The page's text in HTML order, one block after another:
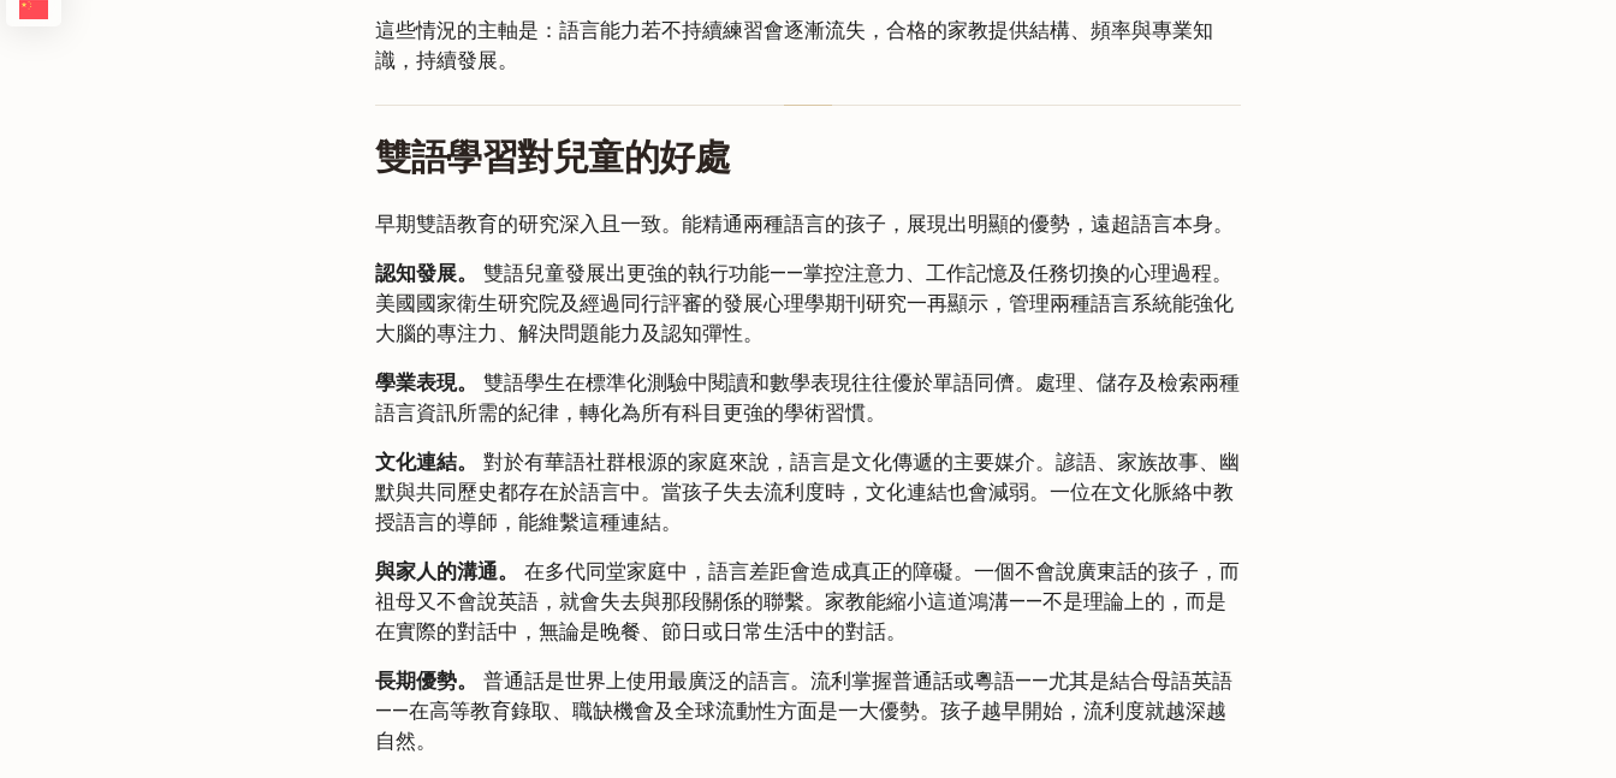
這些情況的主軸是：語言能力若不持續練習會逐漸流失，合格的家教提供結構、頻率與專業知
識，持續發展。
雙語學習對兒童的好處
早期雙語教育的研究深入且一致。能精通兩種語言的孩子，展現出明顯的優勢，遠超語言本身。
認知發展。
雙語兒童發展出更強的執行功能——掌控注意力、工作記憶及任務切換的心理過程。
美國國家衛生研究院及經過同行評審的發展心理學期刊研究一再顯示，管理兩種語言系統能強化
大腦的專注力、解決問題能力及認知彈性。
學業表現。
雙語學生在標準化測驗中閱讀和數學表現往往優於單語同儕。處理、儲存及檢索兩種
語言資訊所需的紀律，轉化為所有科目更強的學術習慣。
文化連結。
對於有華語社群根源的家庭來說，語言是文化傳遞的主要媒介。諺語、家族故事、幽
默與共同歷史都存在於語言中。當孩子失去流利度時，文化連結也會減弱。一位在文化脈絡中教
授語言的導師，能維繫這種連結。
與家人的溝通。
在多代同堂家庭中，語言差距會造成真正的障礙。一個不會說廣東話的孩子，而
祖母又不會說英語，就會失去與那段關係的聯繫。家教能縮小這道鴻溝——不是理論上的，而是
在實際的對話中，無論是晚餐、節日或日常生活中的對話。
長期優勢。
普通話是世界上使用最廣泛的語言。流利掌握普通話或粵語——尤其是結合母語英語
——在高等教育錄取、職缺機會及全球流動性方面是一大優勢。孩子越早開始，流利度就越深越
自然。